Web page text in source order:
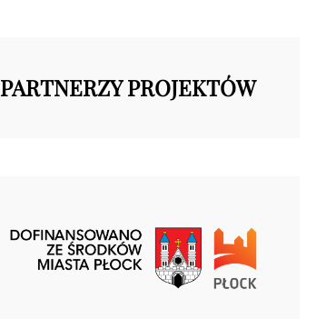
PARTNERZY PROJEKTÓW